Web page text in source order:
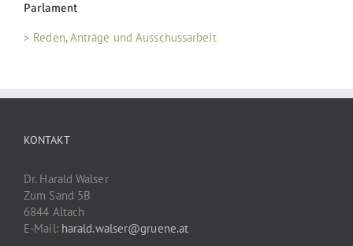
Parlament
> Reden, Anträge und Ausschussarbeit
KONTAKT
Dr. Harald Walser
Zum Sand 5B
6844 Altach
E-Mail: harald.walser@gruene.at